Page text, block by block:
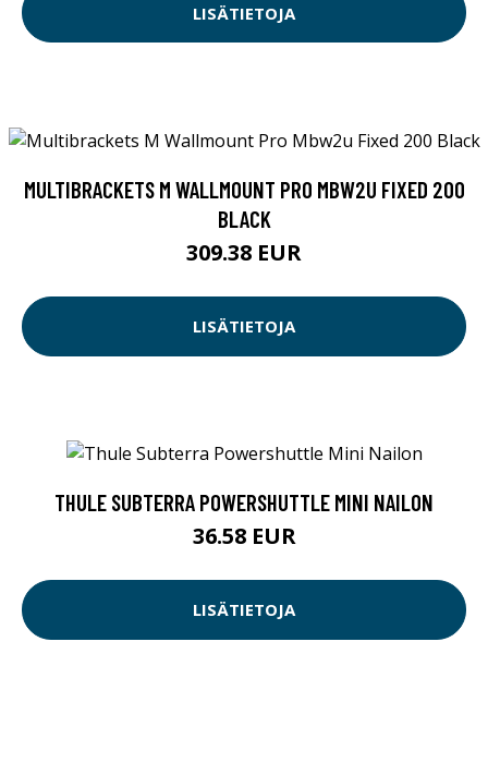
LISÄTIETOJA
MULTIBRACKETS M WALLMOUNT PRO MBW2U FIXED 200
BLACK
309.38 EUR
LISÄTIETOJA
THULE SUBTERRA POWERSHUTTLE MINI NAILON
36.58 EUR
LISÄTIETOJA